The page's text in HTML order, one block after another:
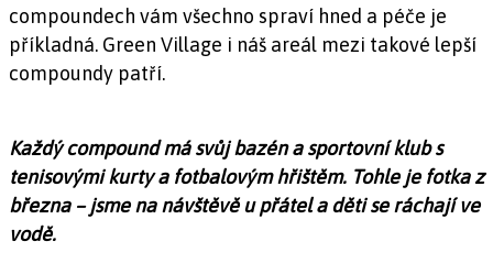
compoundech vám všechno spraví hned a péče je
příkladná. Green Village i náš areál mezi takové lepší
compoundy patří.
Každý compound má svůj bazén a sportovní klub s
tenisovými kurty a fotbalovým hřištěm. Tohle je fotka z
března – jsme na návštěvě u přátel a děti se ráchají ve
vodě.